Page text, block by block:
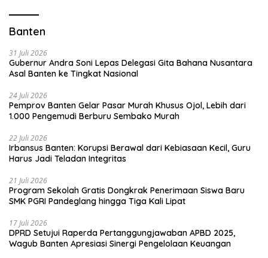
Banten
31 Juli 2026
Gubernur Andra Soni Lepas Delegasi Gita Bahana Nusantara
Asal Banten ke Tingkat Nasional
24 Juli 2026
Pemprov Banten Gelar Pasar Murah Khusus Ojol, Lebih dari
1.000 Pengemudi Berburu Sembako Murah
22 Juli 2026
Irbansus Banten: Korupsi Berawal dari Kebiasaan Kecil, Guru
Harus Jadi Teladan Integritas
21 Juli 2026
Program Sekolah Gratis Dongkrak Penerimaan Siswa Baru
SMK PGRI Pandeglang hingga Tiga Kali Lipat
17 Juli 2026
DPRD Setujui Raperda Pertanggungjawaban APBD 2025,
Wagub Banten Apresiasi Sinergi Pengelolaan Keuangan